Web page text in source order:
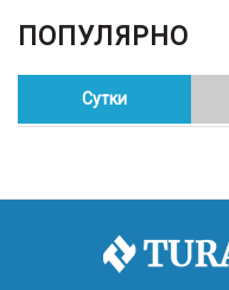
ОБЩЕСТВО
Полицейские
конопли в Таразе
Казахстан
ПОПУЛЯРНО
Сутки